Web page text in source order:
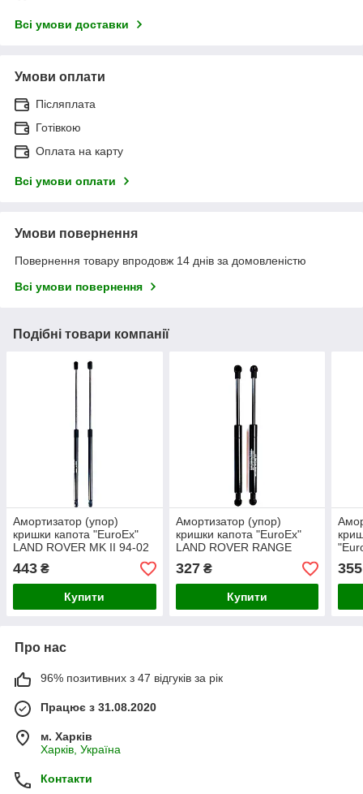
Всі умови доставки
Умови оплати
Післяплата
Готівкою
Оплата на карту
Всі умови оплати
Умови повернення
Повернення товару впродовж 14 днів за домовленістю
Всі умови повернення
Подібні товари компанії
Амортизатор (упор)
кришки капота "EuroEx"
LAND ROVER MK II 94-02
310N 622mm
443 ₴
Купити
Амортизатор (упор)
кришки капота "EuroEx"
LAND ROVER RANGE
ROVER III 02 410N
292mm
327₴
Купити
355
Про нас
96% позитивних з 47 відгуків за рік
Працює з 31.08.2020
м. Харків
Харків, Україна
Контакти